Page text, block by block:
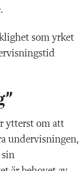
som yrket
ytterst om att
undervisningen,
sin